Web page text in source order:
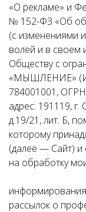
«О рекламе» и
№ 152-ФЗ «Об
(с изменениями
волей и в своем
Обществу с
«МЫШЛЕНИЕ»
784001001,
адрес: 191119, г.
д.19/21, лит. Б,
которому
(далее — Сайт) и
на обработку
рассылок о